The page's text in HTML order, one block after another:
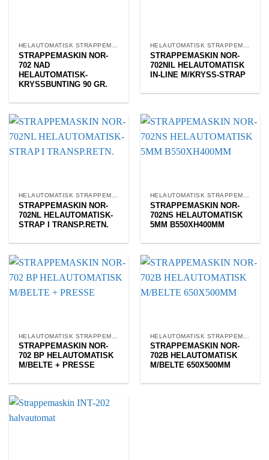
HELAUTOMATISK STRAPPEMASKIN
STRAPPEMASKIN NOR-
702 NAD
HELAUTOMATISK-
KRYSSBUNTING 90 GR.
HELAUTOMATISK STRAPPEMASKIN
STRAPPEMASKIN NOR-
702NIL HELAUTOMATISK
IN-LINE M/KRYSS-STRAP
HELAUTOMATISK STRAPPEMASKIN
STRAPPEMASKIN NOR-
702NL HELAUTOMATISK-
STRAP I TRANSP.RETN.
HELAUTOMATISK STRAPPEMASKIN
STRAPPEMASKIN NOR-
702NS HELAUTOMATISK
5MM B550XH400MM
STRAPPEMASKIN NOR-
702 BP HELAUTOMATISK
M/BELTE + PRESSE
STRAPPEMASKIN NOR-
702B HELAUTOMATISK
M/BELTE 650X500MM